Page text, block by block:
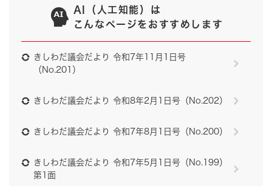
AI（人工知能）は
こんなページをおすすめします
きしわだ議会だより 令和7年11月1日号
（No.201）
きしわだ議会だより 令和8年2月1日号（No.202）
きしわだ議会だより 令和7年8月1日号（No.200）
きしわだ議会だより 令和7年5月1日号（No.199）
第1面